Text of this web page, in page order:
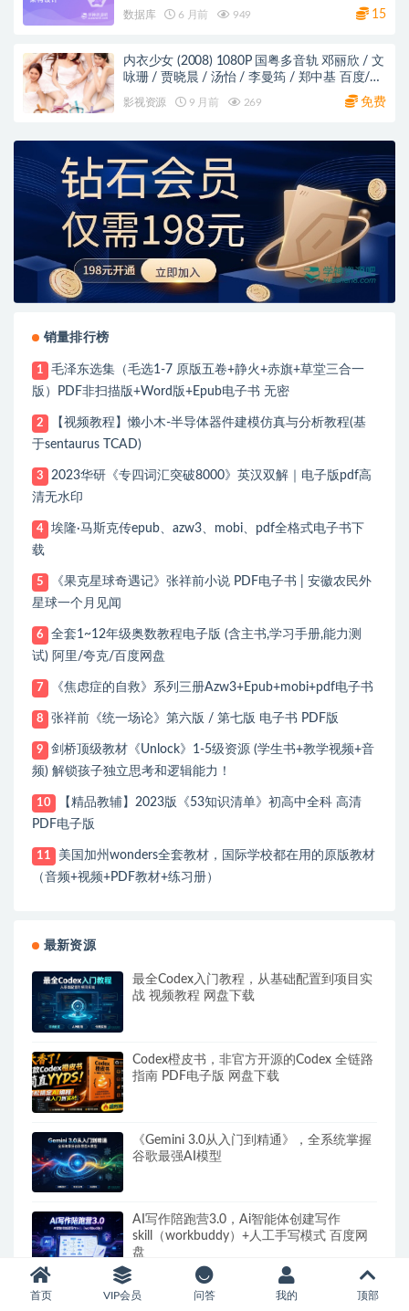
数据库 6 月前 949 15
内衣少女 (2008) 1080P 国粤多音轨 邓丽欣 / 文
咏珊 / 贾晓晨 / 汤怡 / 李曼筠 / 郑中基 百度/阿
影视资源 9 月前 269 免费
销量排行榜
1
毛泽东选集（毛选1-7 原版五卷+静火+赤旗+草堂三合一
版）PDF非扫描版+Word版+Epub电子书 无密
2
【视频教程】懒小木-半导体器件建模仿真与分析教程(基
于sentaurus TCAD)
3
2023华研《专四词汇突破8000》英汉双解｜电子版pdf高
清无水印
4
埃隆·马斯克传epub、azw3、mobi、pdf全格式电子书下
载
5
《果克星球奇遇记》张祥前小说 PDF电子书 | 安徽农民外
星球一个月见闻
6
全套1~12年级奥数教程电子版 (含主书,学习手册,能力测
试) 阿里/夸克/百度网盘
7 《焦虑症的自救》系列三册Azw3+Epub+mobi+pdf电子书
8 张祥前《统一场论》第六版 / 第七版 电子书 PDF版
9
剑桥顶级教材《Unlock》1-5级资源 (学生书+教学视频+音
频) 解锁孩子独立思考和逻辑能力！
10
【精品教辅】2023版《53知识清单》初高中全科 高清
PDF电子版
11
美国加州wonders全套教材，国际学校都在用的原版教材
（音频+视频+PDF教材+练习册）
最新资源
最全Codex入门教程，从基础配置到项目实
战 视频教程 网盘下载
Codex橙皮书，非官方开源的Codex 全链路
指南 PDF电子版 网盘下载
《Gemini 3.0从入门到精通》，全系统掌握
谷歌最强AI模型
AI写作陪跑营3.0，Ai智能体创建写作
skill（workbuddy）+人工手写模式 百度网
盘
林超《领跑AI时代未来教育通识课》网盘下
首页 VIP会员 问答 我的 顶部